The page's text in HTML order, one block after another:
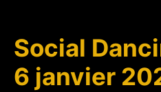
Social
6 janvier